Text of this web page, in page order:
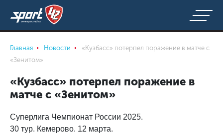
Главная Новости
«Кузбасс» потерпел поражение в матче с
«Зенитом»
«Кузбасс» потерпел поражение в
матче с «Зенитом»
Суперлига Чемпионат России 2025.
30 тур. Кемерово. 12 марта.